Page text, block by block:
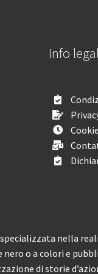
Info
nella
nero o a colori e
di storie